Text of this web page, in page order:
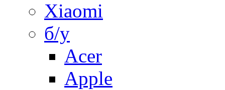
Xiaomi
б/у
Acer
Apple